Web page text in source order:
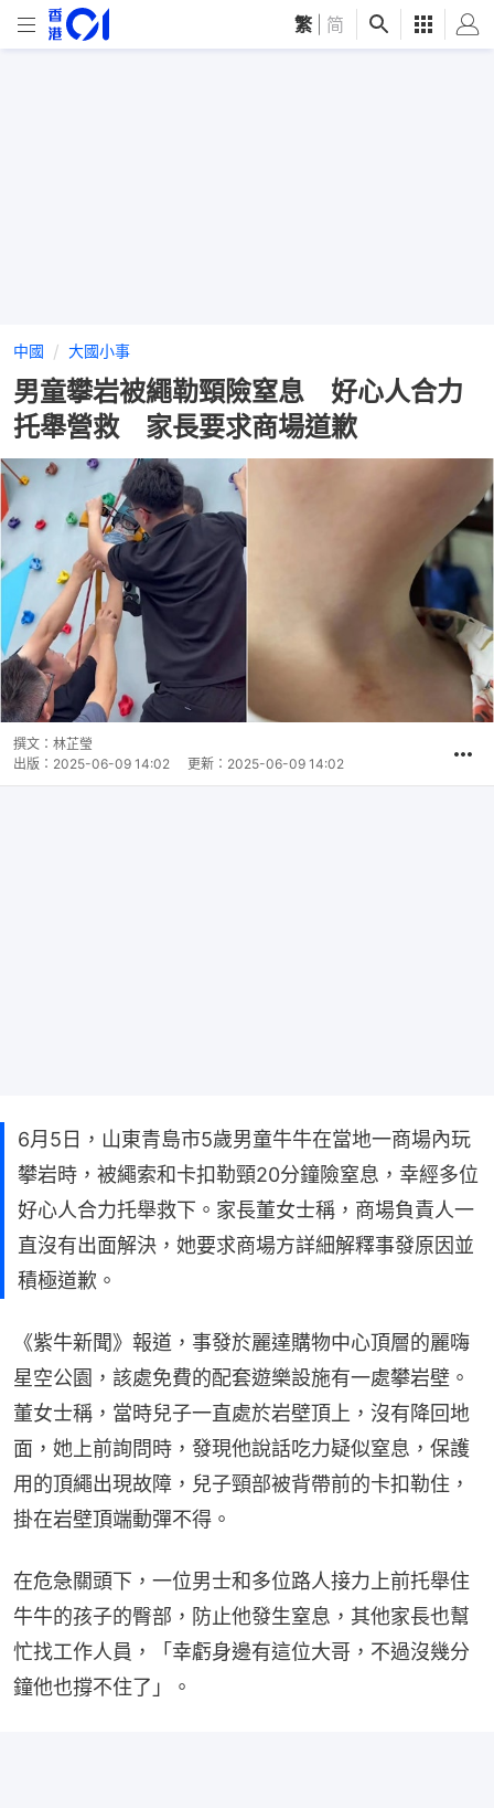
繁 简
中國 大國小事
男童攀岩被繩勒頸險窒息 好心人合力
托舉營救 家長要求商場道歉
撰文： 林芷瑩
出版： 2025-06-09 14:02 更新： 2025-06-09 14:02
6月5日，山東青島市5歲男童牛牛在當地一商場內玩
攀岩時，被繩索和卡扣勒頸20分鐘險窒息，幸經多位
好心人合力托舉救下。家長董女士稱，商場負責人一
直沒有出面解決，她要求商場方詳細解釋事發原因並
積極道歉。
《紫牛新聞》報道，事發於麗達購物中心頂層的麗嗨
星空公園，該處免費的配套遊樂設施有一處攀岩壁。
董女士稱，當時兒子一直處於岩壁頂上，沒有降回地
面，她上前詢問時，發現他說話吃力疑似窒息，保護
用的頂繩出現故障，兒子頸部被背帶前的卡扣勒住，
掛在岩壁頂端動彈不得。
在危急關頭下，一位男士和多位路人接力上前托舉住
牛牛的孩子的臀部，防止他發生窒息，其他家長也幫
忙找工作人員，「幸虧身邊有這位大哥，不過沒幾分
鐘他也撐不住了」。